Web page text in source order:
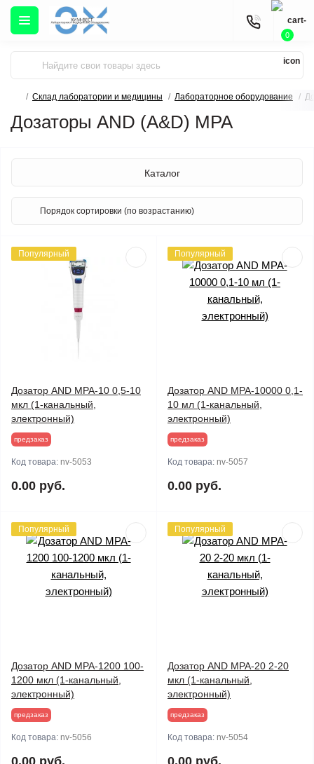
0
Склад лаборатории и медицины Лабораторное оборудование
Дозаторы AND (A&D) MPA
Каталог
Популярный
Дозатор AND MPA-10 0,5-10
мкл (1-канальный,
электронный)
предзаказ
Код товара: nv-5053
0.00 руб.
Популярный
Дозатор AND MPA-10000 0,1-
10 мл (1-канальный,
электронный)
предзаказ
Код товара: nv-5057
0.00 руб.
Популярный
Дозатор AND MPA-1200 100-
1200 мкл (1-канальный,
электронный)
предзаказ
Код товара: nv-5056
0.00 руб.
Популярный
Дозатор AND MPA-20 2-20
мкл (1-канальный,
электронный)
предзаказ
Код товара: nv-5054
0.00 руб.